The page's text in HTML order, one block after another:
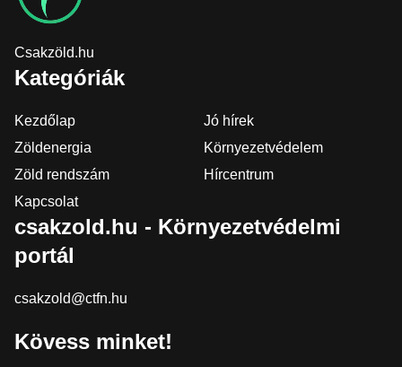
Csakzöld.hu
Kategóriák
Kezdőlap
Jó hírek
Zöldenergia
Környezetvédelem
Zöld rendszám
Hírcentrum
Kapcsolat
csakzold.hu - Környezetvédelmi
portál
csakzold@ctfn.hu
Kövess minket!